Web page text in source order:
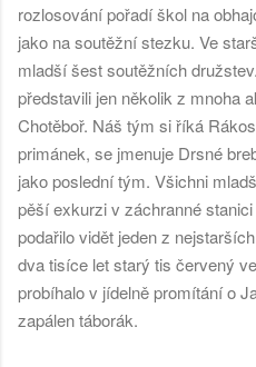
rozlosování pořadí škol na
jako na soutěžní stezku. Ve
mladší šest soutěžních
představili jen několik z mnoha
Chotěboř. Náš tým si říká
primánek, se jmenuje Drsné
jako poslední tým. Všichni
pěší exkurzi v záchranné
podařilo vidět jeden z
dva tisíce let starý tis červený
probíhalo v jídelně promítání o
zapálen táborák.